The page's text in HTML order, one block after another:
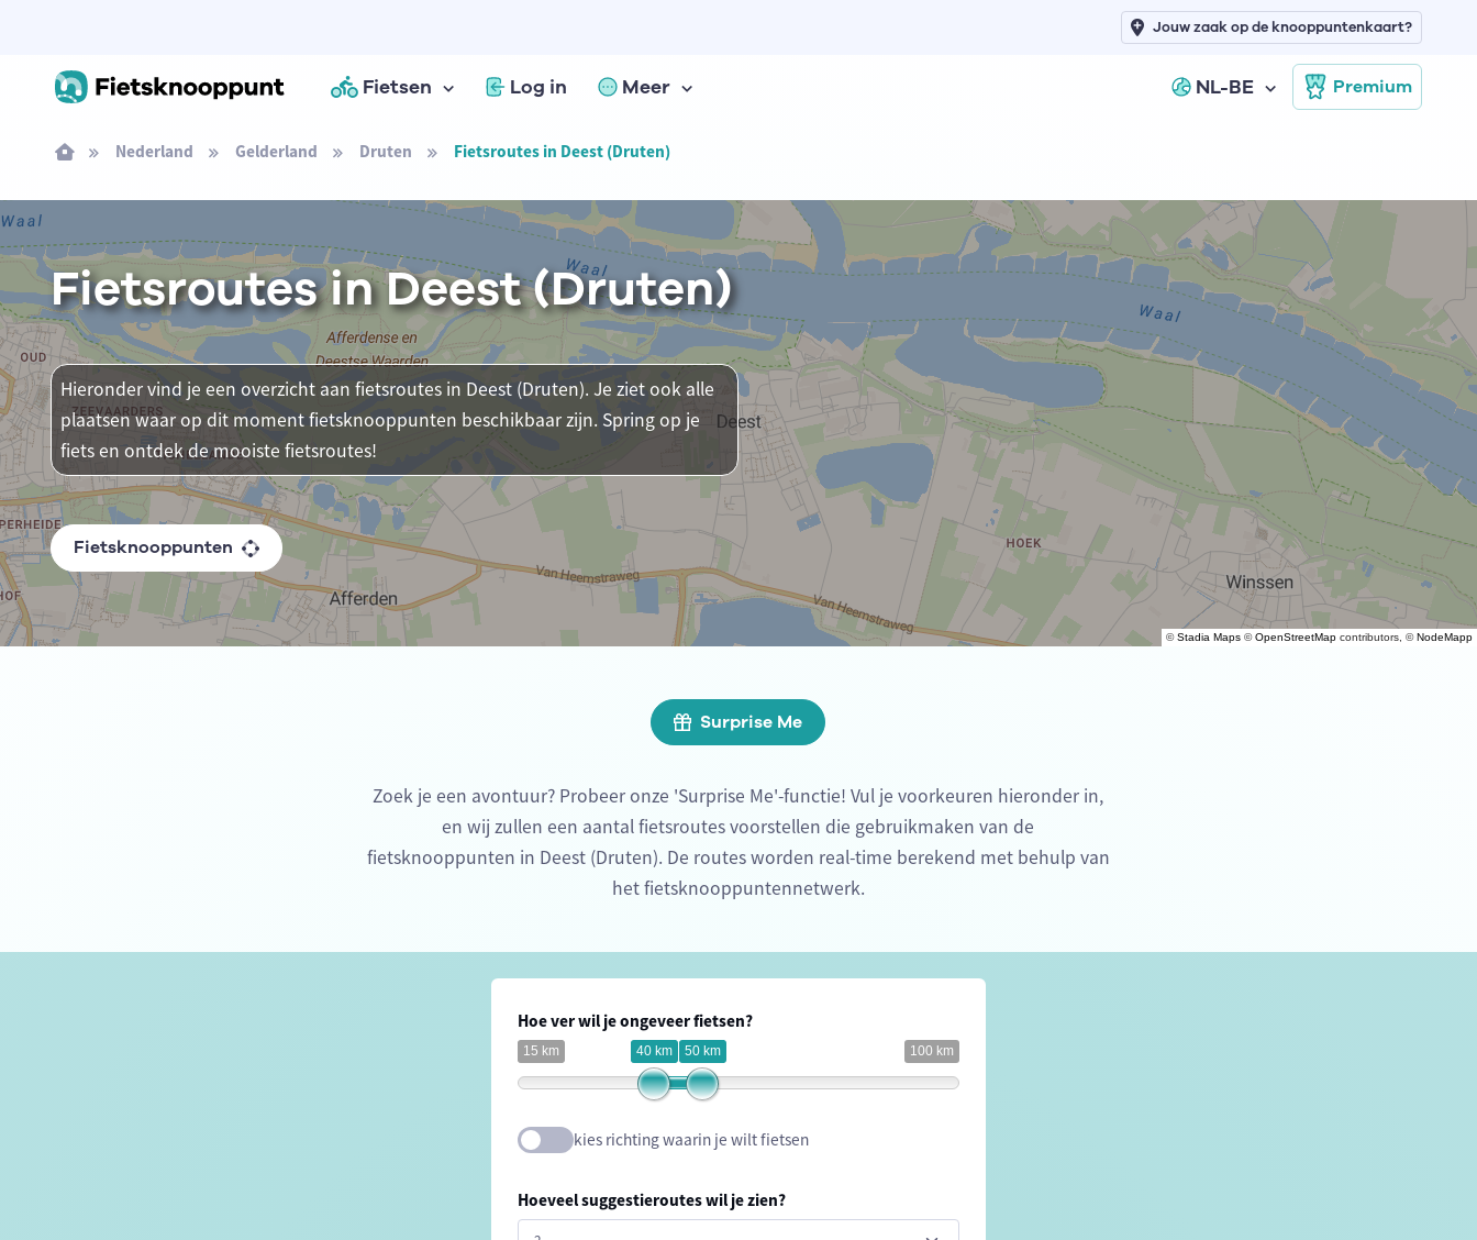
Fietsen Log in Meer NL-BE Premium
Jouw zaak op de knooppuntenkaart?
Nederland Gelderland Druten Fietsroutes in Deest (Druten)
©Stadia Maps ©OpenStreetMap contributors, ©NodeMapp
Fietsroutes in Deest (Druten)
Hieronder vind je een overzicht aan fietsroutes in Deest (Druten). Je ziet ook alle
plaatsen waar op dit moment fietsknooppunten beschikbaar zijn. Spring op je
fiets en ontdek de mooiste fietsroutes!
Fietsknooppunten
Surprise Me
Zoek je een avontuur? Probeer onze 'Surprise Me'-functie! Vul je voorkeuren hieronder in,
en wij zullen een aantal fietsroutes voorstellen die gebruikmaken van de
fietsknooppunten in Deest (Druten). De routes worden real-time berekend met behulp van
het fietsknooppuntennetwerk.
Hoe ver wil je ongeveer fietsen?
15 km 100 km
40 km 50 km
kies richting waarin je wilt fietsen
Hoeveel suggestieroutes wil je zien?